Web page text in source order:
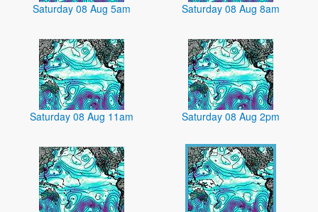
Saturday 08 Aug 5am Saturday 08 Aug 8am
Saturday 08 Aug 11am Saturday 08 Aug 2pm